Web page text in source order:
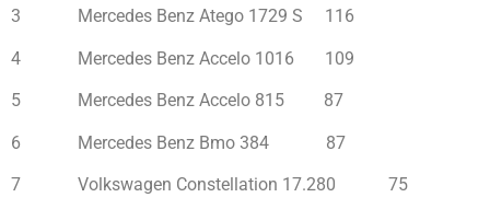
3 Mercedes Benz Atego 1729 S 116
4 Mercedes Benz Accelo 1016 109
5 Mercedes Benz Accelo 815 87
6 Mercedes Benz Bmo 384 87
7 Volkswagen Constellation 17.280 75